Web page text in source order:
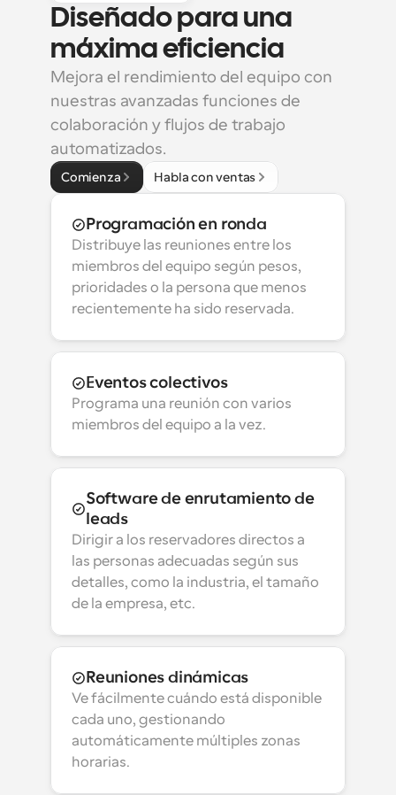
Diseñado para una
máxima eficiencia
Mejora el rendimiento del equipo con
nuestras avanzadas funciones de
colaboración y flujos de trabajo
automatizados.
Comienza Habla con ventas
Programación en ronda
Distribuye las reuniones entre los
miembros del equipo según pesos,
prioridades o la persona que menos
recientemente ha sido reservada.
Eventos colectivos
Programa una reunión con varios
miembros del equipo a la vez.
Software de enrutamiento de
leads
Dirigir a los reservadores directos a
las personas adecuadas según sus
detalles, como la industria, el tamaño
de la empresa, etc.
Reuniones dinámicas
Ve fácilmente cuándo está disponible
cada uno, gestionando
automáticamente múltiples zonas
horarias.